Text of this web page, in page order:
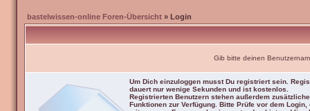
bastelwissen-online Foren-Übersicht » Login
Gib bitte deinen
Um Dich einzuloggen musst Du registriert sein.
dauert nur wenige Sekunden und ist kostenlos.
Registrierten Benutzern stehen außerdem zusätzliche
Funktionen zur Verfügung. Bitte Prüfe vor dem Login,